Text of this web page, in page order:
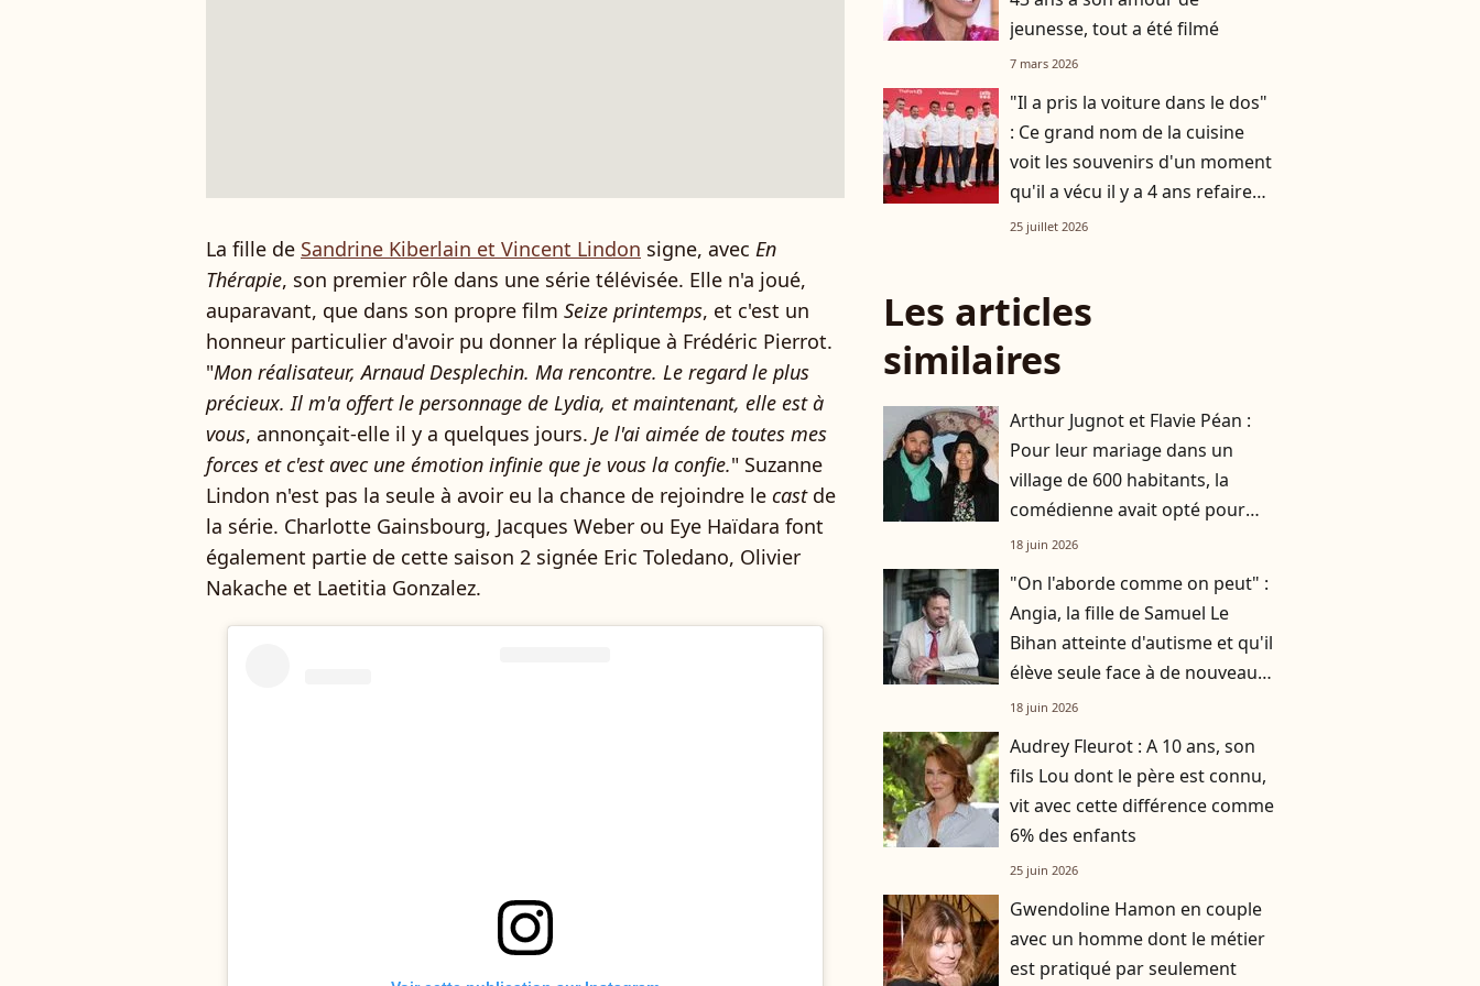
La fille de Sandrine Kiberlain et Vincent Lindon signe, avec En
Thérapie, son premier rôle dans une série télévisée. Elle n'a joué,
auparavant, que dans son propre film Seize printemps, et c'est un
honneur particulier d'avoir pu donner la réplique à Frédéric Pierrot.
"Mon réalisateur, Arnaud Desplechin. Ma rencontre. Le regard le plus
précieux. Il m'a offert le personnage de Lydia, et maintenant, elle est à
vous, annonçait-elle il y a quelques jours. Je l'ai aimée de toutes mes
forces et c'est avec une émotion infinie que je vous la confie." Suzanne
Lindon n'est pas la seule à avoir eu la chance de rejoindre le castde
la série. Charlotte Gainsbourg, Jacques Weber ou Eye Haïdara font
également partie de cette saison 2 signée Eric Toledano, Olivier
Nakache et Laetitia Gonzalez.
jeunesse, tout a été filmé
7 mars 2026
"Il a pris la voiture dans le dos"
: Ce grand nom de la cuisine
voit les souvenirs d'un moment
qu'il a vécu il y a 4 ans refaire
surface
25 juillet 2026
Les articles
similaires
Arthur Jugnot et Flavie Péan :
Pour leur mariage dans un
village de 600 habitants, la
comédienne avait opté pour
une robe originale d'une
18 juin 2026
"On l'aborde comme on peut" :
Angia, la fille de Samuel Le
Bihan atteinte d'autisme et qu'il
élève seule face à de nouveaux
défis
18 juin 2026
Audrey Fleurot : A 10 ans, son
fils Lou dont le père est connu,
vit avec cette différence comme
6% des enfants
25 juin 2026
Gwendoline Hamon en couple
avec un homme dont le métier
est pratiqué par seulement